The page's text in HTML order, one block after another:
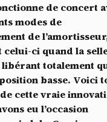
de concert
modes de
de
ci quand la
libérant totalement
basse. Voici
cette vraie
eu l’occasion